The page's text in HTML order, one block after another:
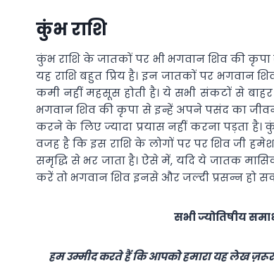
कुंभ राशि
कुंभ राशि के जातकों पर भी भगवान शिव की कृपा
यह राशि बहुत प्रिय है। इन जातकों पर भगवान
कमी नहीं महसूस होती है। ये सभी संकटों से
भगवान शिव की कृपा से इन्हें अपने पसंद का
करने के लिए ज्यादा प्रयास नहीं करना पड़ता
वजह है कि इस राशि के लोगों पर पर शिव जी
समृद्धि से भर जाता है। ऐसे में, यदि ये जातक
करें तो भगवान शिव इनसे और जल्दी प्रसन्न हो
सभी ज्योतिषीय
हम उम्मीद करते हैं कि आपको हमारा यह लेख